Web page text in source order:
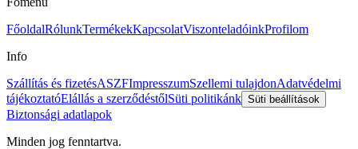
FőoldalRólunkTermékekKapcsolatViszonteladóinkProfilom
Info
Szállítás és fizetésASZFImpresszumSzellemi tulajdonAdatvédelmi
tájékoztatóElállás a szerződéstőlSüti politikánk Süti beállítások
Biztonsági adatlapok
Minden jog fenntartva.